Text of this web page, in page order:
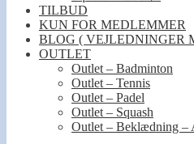
TILBUD
KUN FOR MEDLEMMER
BLOG ( VEJLEDNINGER
OUTLET
Outlet – Badminton
Outlet – Tennis
Outlet – Padel
Outlet – Squash
Outlet – Beklædning –